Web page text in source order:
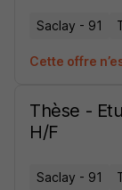
Saclay - 91
Cette offre
Thèse -
H/F
Saclay - 91